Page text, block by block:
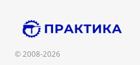
© 2008-2026